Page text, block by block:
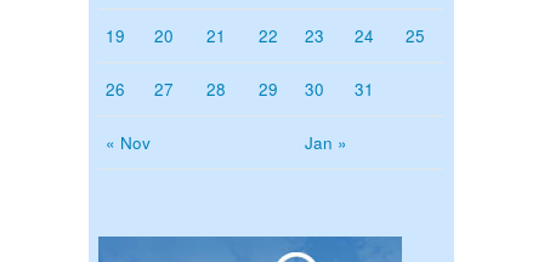
« Nov Jan »
19 20 21 22 23 24 25
26 27 28 29 30 31